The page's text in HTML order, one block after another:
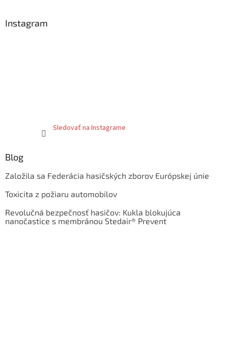
Instagram
Sledovať na Instagrame
Blog
Založila sa Federácia hasičských zborov Európskej únie
Toxicita z požiaru automobilov
Revolučná bezpečnosť hasičov: Kukla blokujúca
nanočastice s membránou Stedair® Prevent